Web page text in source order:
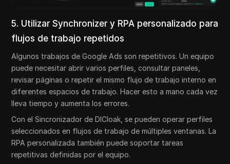
5. Utilizar Synchronizer y RPA personalizado para
flujos de trabajo repetidos
Algunos trabajos de Google Ads son repetitivos. Un equipo
puede necesitar abrir varios perfiles, consultar paneles,
revisar páginas o repetir el mismo flujo de trabajo interno en
diferentes espacios de trabajo. Hacer esto a mano cada vez
lleva tiempo y aumenta los errores.
Con el Sincronizador de DICloak, se pueden operar perfiles
seleccionados en flujos de trabajo de múltiples ventanas. La
RPA personalizada también puede soportar tareas
repetitivas definidas por el equipo.